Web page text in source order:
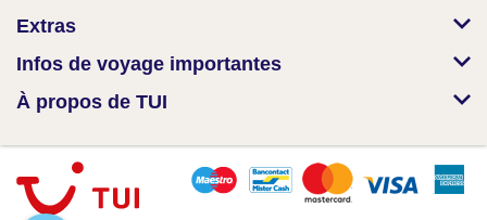
Extras
Infos de voyage importantes
À propos de TUI